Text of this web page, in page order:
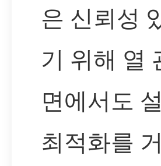
은 신뢰성
기 위해 열
면에서도
최적화를